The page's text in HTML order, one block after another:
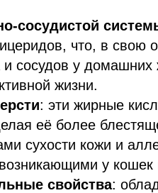
сосудистой
что, в свою
и сосудов у
жизни.
: эти жирные
её более
сухости кожи и
у кошек
свойства: